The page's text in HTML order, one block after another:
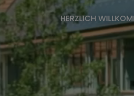
HERZLICH